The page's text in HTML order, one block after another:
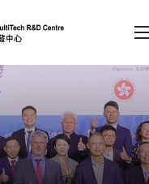
）
員登入
EN 繁 简